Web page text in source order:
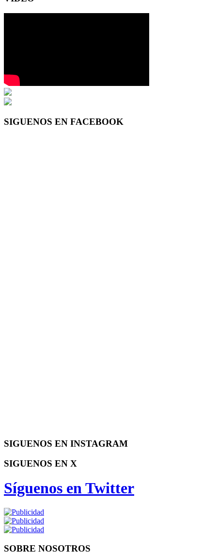
SIGUENOS EN FACEBOOK
SIGUENOS EN INSTAGRAM
SIGUENOS EN X
Síguenos en Twitter
SOBRE NOSOTROS